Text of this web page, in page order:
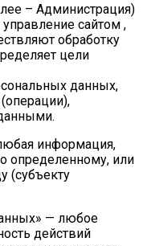
– Администрация)
сайтом ,
обработку
цели
данных,
информация,
определенному, или
(субъекту
— любое
действий